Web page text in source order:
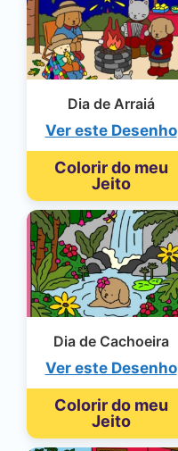
Dia de Arraiá
Ver este Desenho
Colorir do meu
Jeito
Dia de Cachoeira
Ver este Desenho
Colorir do meu
Jeito